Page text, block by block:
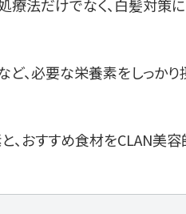
法だけでなく、白髪対策に
、必要な栄養素をしっかり
おすすめ食材をCLAN美容